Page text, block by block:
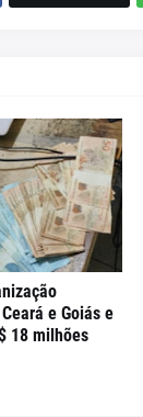
e Goiás e
18 milhões